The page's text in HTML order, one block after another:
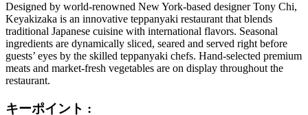
Designed by world-renowned New York-based designer Tony Chi,
Keyakizaka is an innovative teppanyaki restaurant that blends
traditional Japanese cuisine with international flavors. Seasonal
ingredients are dynamically sliced, seared and served right before
guests’ eyes by the skilled teppanyaki chefs. Hand-selected premium
meats and market-fresh vegetables are on display throughout the
restaurant.
キーポイント :